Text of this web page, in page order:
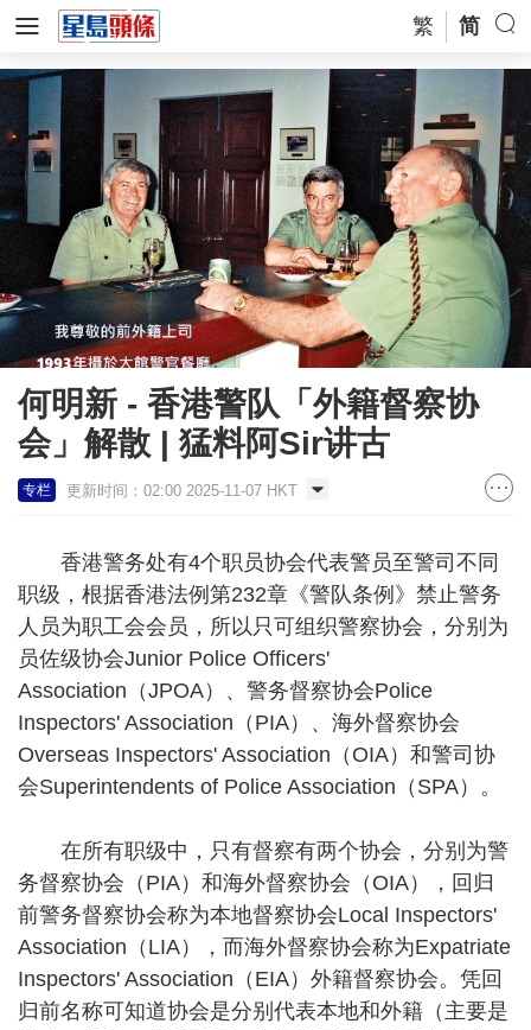
繁 简
何明新 - 香港警队「外籍督察协
会」解散 | 猛料阿Sir讲古
专栏 更新时间：02:00 2025-11-07 HKT
香港警务处有4个职员协会代表警员至警司不同
职级，根据香港法例第232章《警队条例》禁止警务
人员为职工会会员，所以只可组织警察协会，分别为
员佐级协会Junior Police Officers'
Association（JPOA）、警务督察协会Police
Inspectors' Association（PIA）、海外督察协会
Overseas Inspectors' Association（OIA）和警司协
会Superintendents of Police Association（SPA）。
在所有职级中，只有督察有两个协会，分别为警
务督察协会（PIA）和海外督察协会（OIA），回归
前警务督察协会称为本地督察协会Local Inspectors'
Association（LIA），而海外督察协会称为Expatriate
Inspectors' Association（EIA）外籍督察协会。凭回
归前名称可知道协会是分别代表本地和外籍（主要是